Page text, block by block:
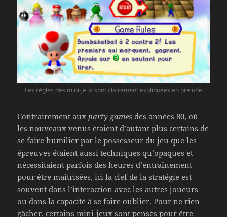
Les règles des mini-jeux sont clairement expliquées en prélude
Contrairement auxparty games des années 80, où
les nouveaux venus étaient d’autant plus certains de
se faire humilier par le possesseur du jeu que les
épreuves étaient aussi techniques qu’opaques et
nécessitaient parfois des heures d’entraînement
pour être maîtrisées, ici la clef de la stratégie est
souvent dans l’interaction avec les autres joueurs
ou dans la capacité à se faire oublier. Pour ne rien
gâcher, certains mini-jeux sont pensés pour être